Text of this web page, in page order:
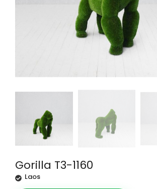
Gorilla T3-1160
Laos